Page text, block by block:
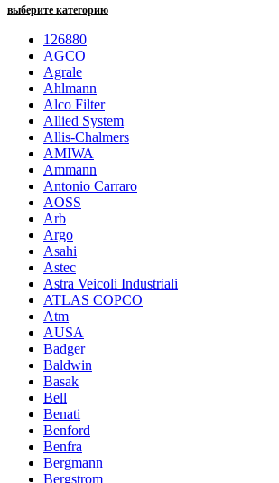
выберите категорию
126880
AGCO
Agrale
Ahlmann
Alco Filter
Allied System
Allis-Chalmers
AMIWA
Ammann
Antonio Carraro
AOSS
Arb
Argo
Asahi
Astec
Astra Veicoli Industriali
ATLAS COPCO
Atm
AUSA
Badger
Baldwin
Basak
Bell
Benati
Benford
Benfra
Bergmann
Bergstrom